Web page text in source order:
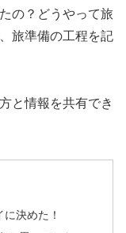
の？どうやって旅
旅準備の工程を記
と情報を共有でき
決めた！